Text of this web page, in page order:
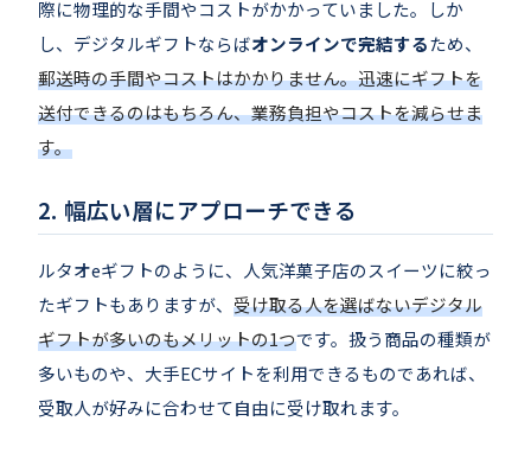
際に物理的な手間やコストがかかっていました。しか
し、デジタルギフトならばオンラインで完結するため、
郵送時の手間やコストはかかりません。迅速にギフトを
送付できるのはもちろん、業務負担やコストを減らせま
す。
幅広い層にアプローチできる
ルタオeギフトのように、人気洋菓子店のスイーツに絞っ
たギフトもありますが、 受け取る人を選ばないデジタル
ギフトが多いのもメリットの1つです。扱う商品の種類が
多いものや、大手ECサイトを利用できるものであれば、
受取人が好みに合わせて自由に受け取れます。